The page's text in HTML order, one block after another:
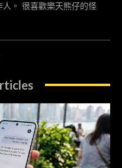
。 很喜歡樂天熊仔的怪